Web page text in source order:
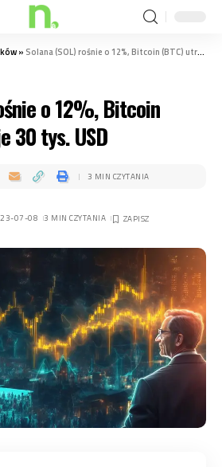
» Solana (SOL) rośnie o 12%, Bitcoin (BTC) utrzymuje 30 tys. USD
o 12%, Bitcoin
30 tys. USD
07-08 3 MIN CZYTANIA
3 MIN CZYTANIA